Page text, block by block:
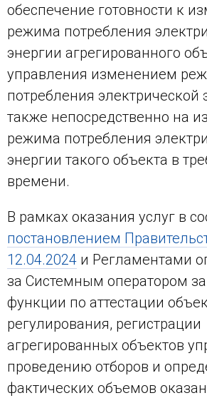
обеспечение готовности к
режима потребления
энергии агрегированного
управления изменением
потребления электрической
также непосредственно на
режима потребления
энергии такого объекта в
времени.
В рамках оказания услуг в
постановлением
12.04.2024 и Регламентами
за Системным оператором
функции по аттестации
регулирования, регистрации
агрегированных объектов
проведению отборов и
фактических объемов